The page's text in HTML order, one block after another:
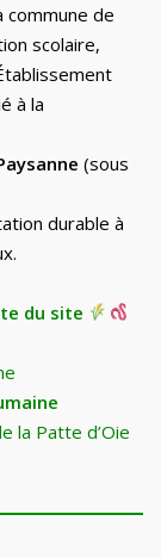
commune de
scolaire,
tablissement
à la
(sous
durable à
.
du site
la Patte d’Oie